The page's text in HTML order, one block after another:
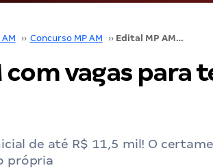
AM ›› Concurso MP AM ›› Edital MP AM com vagas para temporários é cancelado!
com vagas para
de até R$ 11,5 mil! O
própria